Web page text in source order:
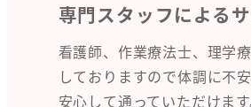
専門スタッフによる
看護師、作業療法士、理学
しておりますので体調に不
安心して通っていただけます